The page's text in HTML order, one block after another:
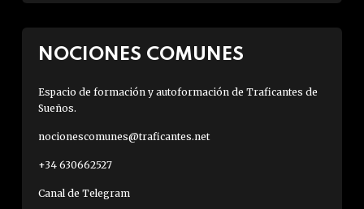
NOCIONES COMUNES
Espacio de formación y autoformación de Traficantes de
Sueños.
nocionescomunes@traficantes.net
+34 630662527
Canal de Telegram